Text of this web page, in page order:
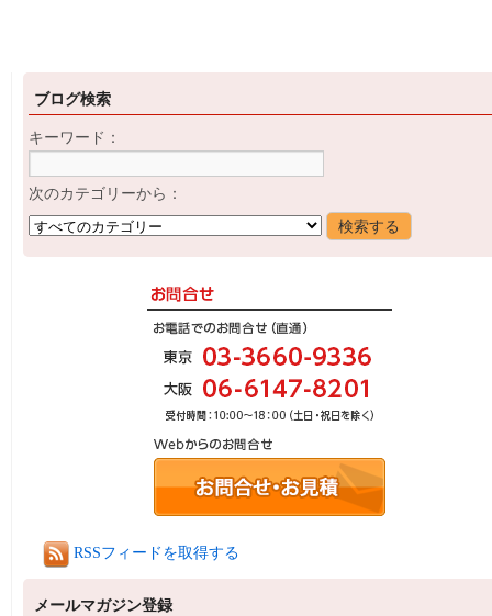
ブログ検索
キーワード：
次のカテゴリーから：
RSSフィードを取得する
メールマガジン登録